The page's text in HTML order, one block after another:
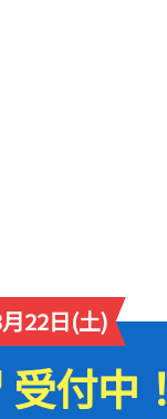
22日(土)
付中！